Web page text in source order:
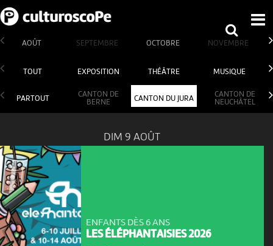
AOÛT SEPTEMBRE OCTOBRE NOVEMBRE
TOUT EXPOSITION THÉÂTRE MUSIQUE
PARTOUT
CANTON DE
BERNE
CANTON DU JURA
CANTON DE
NEUCHÂTEL
DIM 9 AOÛT
ENFANTS DÈS 6 ANS
LES ÉLÉPHANTAISIES 2026